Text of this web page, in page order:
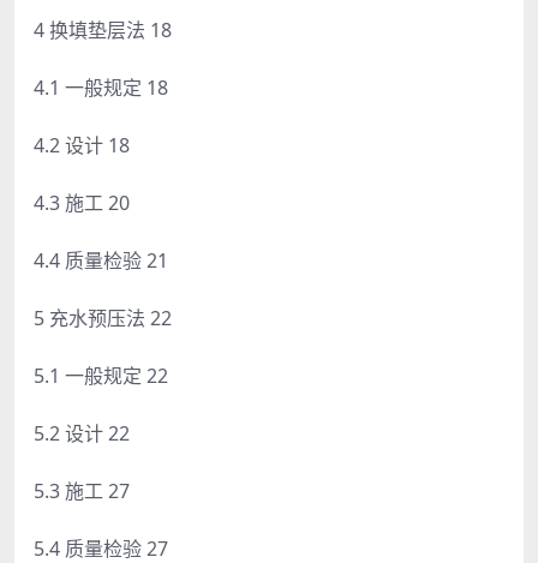
4 换填垫层法 18
4.1 一般规定 18
4.2 设计 18
4.3 施工 20
4.4 质量检验 21
5 充水预压法 22
5.1 一般规定 22
5.2 设计 22
5.3 施工 27
5.4 质量检验 27